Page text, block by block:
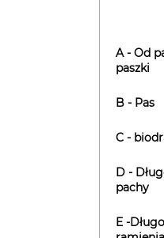
A - Od
paszki
B - Pas
C -
D -
pachy
E -